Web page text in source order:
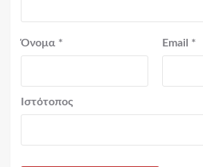
Όνομα * Email *
Ιστότοπος